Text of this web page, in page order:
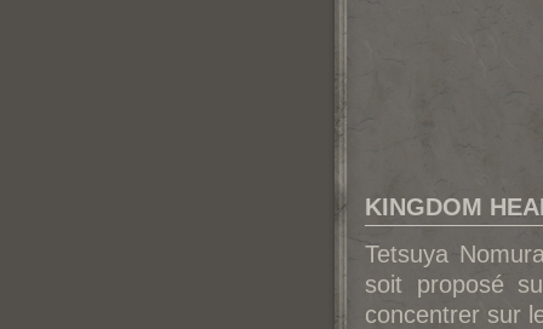
KINGDOM
Tetsuya No
soit proposé
concentrer sur